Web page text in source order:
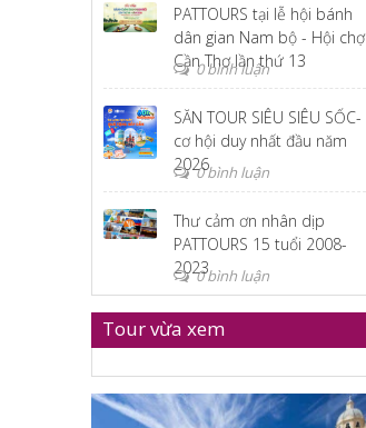
PATTOURS tại lễ hội bánh
dân gian Nam bộ - Hội chợ
Cần Thơ lần thứ 13
0 bình luận
SĂN TOUR SIÊU SIÊU SỐC-
cơ hội duy nhất đầu năm
20260 bình luận
Thư cảm ơn nhân dịp
PATTOURS 15 tuổi 2008-
20230 bình luận
Tour vừa xem